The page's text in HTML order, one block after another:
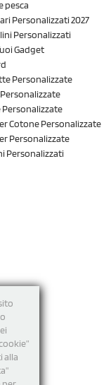
alla
pesca
Personalizzati 2027
Personalizzati
Gadget
Personalizzate
Personalizzate
Cotone Personalizzate
Personalizzate
Personalizzati